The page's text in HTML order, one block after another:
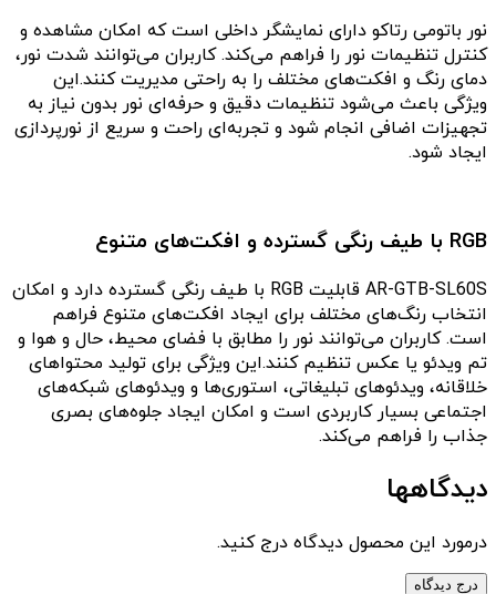
نور باتومی رتاکو دارای نمایشگر داخلی است که امکان مشاهده و
کنترل تنظیمات نور را فراهم می‌کند. کاربران می‌توانند شدت نور،
دمای رنگ و افکت‌های مختلف را به راحتی مدیریت کنند.این
ویژگی باعث می‌شود تنظیمات دقیق و حرفه‌ای نور بدون نیاز به
تجهیزات اضافی انجام شود و تجربه‌ای راحت و سریع از نورپردازی
ایجاد شود.
RGB با طیف رنگی گسترده و افکت‌های متنوع
AR-GTB-SL60S قابلیت RGB با طیف رنگی گسترده دارد و امکان
انتخاب رنگ‌های مختلف برای ایجاد افکت‌های متنوع فراهم
است. کاربران می‌توانند نور را مطابق با فضای محیط، حال و هوا و
تم ویدئو یا عکس تنظیم کنند.این ویژگی برای تولید محتواهای
خلاقانه، ویدئوهای تبلیغاتی، استوری‌ها و ویدئوهای شبکه‌های
اجتماعی بسیار کاربردی است و امکان ایجاد جلوه‌های بصری
جذاب را فراهم می‌کند.
دیدگاهها
درمورد این محصول دیدگاه درج کنید.
درج دیدگاه